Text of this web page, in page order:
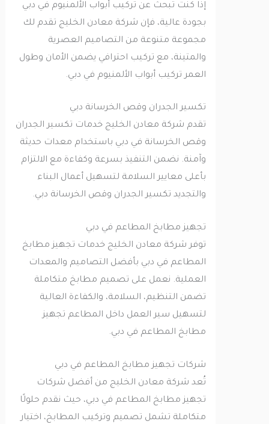
إذا كنت تبحث عن تركيب أبواب الألمنيوم في دبي
بجودة عالية، فإن شركة معادن الخليج تقدم لك
مجموعة متنوعة من التصاميم العصرية
والمتينة، مع تركيب احترافي يضمن الأمان وطول
العمر تركيب أبواب الألمنيوم في دبي.
تكسير الجدران وقص الخرسانة دبي
تقدم شركة معادن الخليج خدمات تكسير الجدران
وقص الخرسانة في دبي باستخدام معدات حديثة
وآمنة. نضمن التنفيذ بسرعة وكفاءة مع الالتزام
بأعلى معايير السلامة لتسهيل أعمال البناء
والتجديد تكسير الجدران وقص الخرسانة دبي.
تجهيز مطابخ المطاعم في دبي
توفر شركة معادن الخليج خدمات تجهيز مطابخ
المطاعم في دبي بأفضل التصاميم والمعدات
العملية. نعمل على تصميم مطابخ متكاملة
تضمن التنظيم، السلامة، والكفاءة العالية
لتسهيل سير العمل داخل المطاعم تجهيز
مطابخ المطاعم في دبي.
شركات تجهيز مطابخ المطاعم في دبي
تُعد شركة معادن الخليج من أفضل شركات
تجهيز مطابخ المطاعم في دبي، حيث نقدم حلولًا
متكاملة تشمل تصميم وتركيب المطابخ، اختيار